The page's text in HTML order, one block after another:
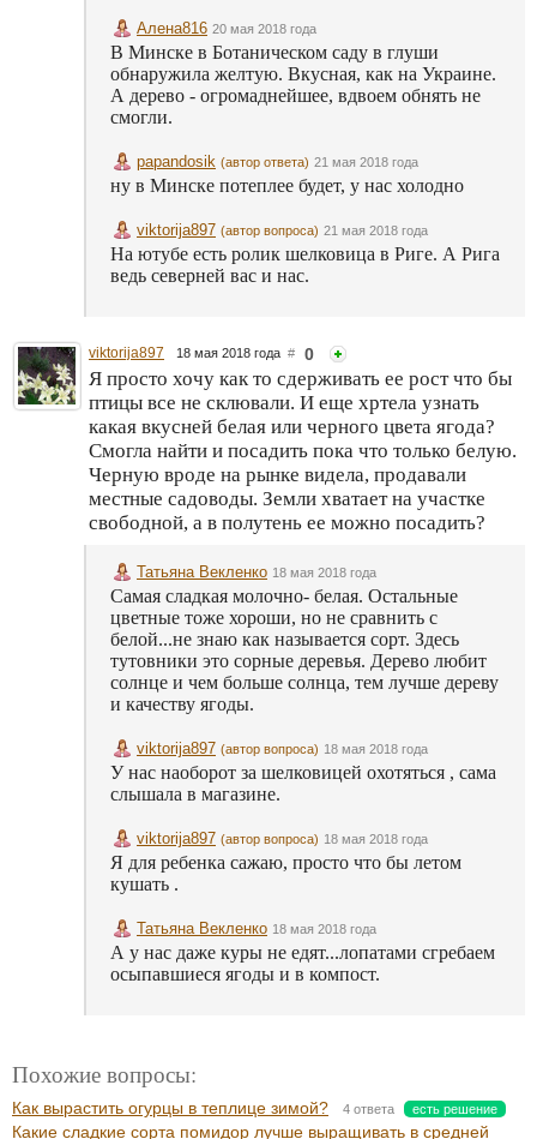
Алена816 20 мая 2018 года
В Минске в Ботаническом саду в глуши
обнаружила желтую. Вкусная, как на Украине.
А дерево - огромаднейшее, вдвоем обнять не
смогли.
papandosik (автор ответа) 21 мая 2018 года
ну в Минске потеплее будет, у нас холодно
viktorija897 (автор вопроса) 21 мая 2018 года
На ютубе есть ролик шелковица в Риге. А Рига
ведь северней вас и нас.
viktorija897 18 мая 2018 года # 0
Я просто хочу как то сдерживать ее рост что бы
птицы все не склювали. И еще хртела узнать
какая вкусней белая или черного цвета ягода?
Смогла найти и посадить пока что только белую.
Черную вроде на рынке видела, продавали
местные садоводы. Земли хватает на участке
свободной, а в полутень ее можно посадить?
Татьяна Векленко 18 мая 2018 года
Самая сладкая молочно- белая. Остальные
цветные тоже хороши, но не сравнить с
белой...не знаю как называется сорт. Здесь
тутовники это сорные деревья. Дерево любит
солнце и чем больше солнца, тем лучше дереву
и качеству ягоды.
viktorija897 (автор вопроса) 18 мая 2018 года
У нас наоборот за шелковицей охотяться , сама
слышала в магазине.
viktorija897 (автор вопроса) 18 мая 2018 года
Я для ребенка сажаю, просто что бы летом
кушать .
Татьяна Векленко 18 мая 2018 года
А у нас даже куры не едят...лопатами сгребаем
осыпавшиеся ягоды и в компост.
Похожие вопросы:
Как вырастить огурцы в теплице зимой? 4 ответа есть решение
Какие сладкие сорта помидор лучше выращивать в средней